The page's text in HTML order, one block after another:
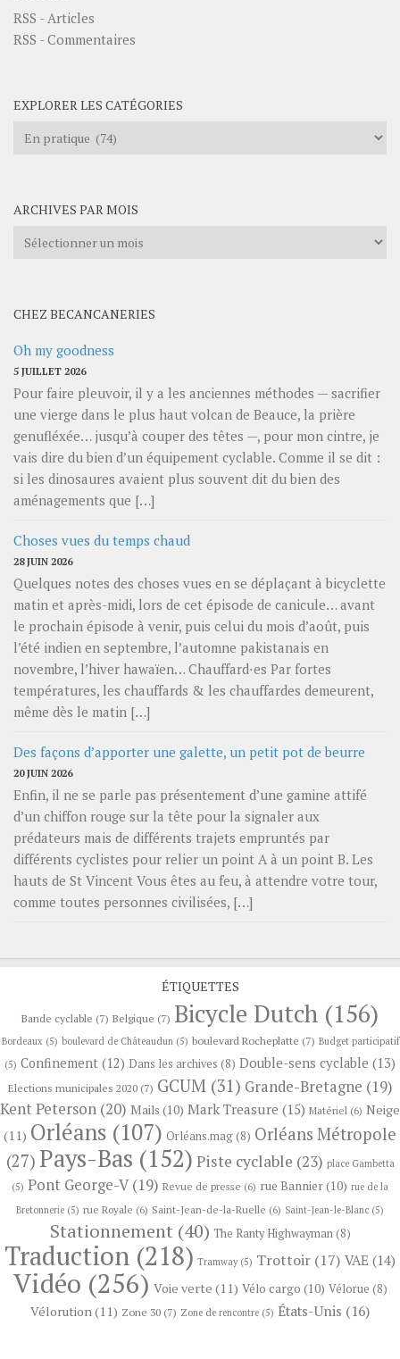
RSS - Articles
RSS - Commentaires
EXPLORER LES CATÉGORIES
Explorer
ARCHIVES PAR MOIS
Archives
CHEZ BECANCANERIES
Oh my goodness
5 JUILLET 2026
Pour faire pleuvoir, il y a les anciennes méthodes — sacrifier
une vierge dans le plus haut volcan de Beauce, la prière
genufléxée… jusqu’à couper des têtes —, pour mon cintre, je
vais dire du bien d’un équipement cyclable. Comme il se dit :
si les dinosaures avaient plus souvent dit du bien des
aménagements que […]
Choses vues du temps chaud
28 JUIN 2026
Quelques notes des choses vues en se déplaçant à bicyclette
matin et après-midi, lors de cet épisode de canicule… avant
le prochain épisode à venir, puis celui du mois d’août, puis
l’été indien en septembre, l’automne pakistanais en
novembre, l’hiver hawaïen… Chauffard⋅es Par fortes
températures, les chauffards & les chauffardes demeurent,
même dès le matin […]
Des façons d’apporter une galette, un petit pot de beurre
20 JUIN 2026
Enfin, il ne se parle pas présentement d’une gamine attifé
d’un chiffon rouge sur la tête pour la signaler aux
prédateurs mais de différents trajets empruntés par
différents cyclistes pour relier un point A à un point B. Les
hauts de St Vincent Vous êtes au feu, à attendre votre tour,
comme toutes personnes civilisées, […]
ÉTIQUETTES
Bande cyclable (7) Belgique (7) Bicycle Dutch (156)
Bordeaux(5) boulevard de Châteaudun(5) boulevard Rocheplatte (7) Budget participatif
(5) Confinement (12) Dans les archives (8) Double-sens cyclable (13)
Elections municipales 2020(7) GCUM (31) Grande-Bretagne (19)
Kent Peterson (20) Mails (10) Mark Treasure (15) Matériel (6) Neige
(11) Orléans (107) Orléans.mag (8) Orléans Métropole
(27) Pays-Bas (152) Piste cyclable (23) place Gambetta
(5) Pont George-V(19) Revue de presse (6) rue Bannier(10) rue de la
Bretonnerie (5) rue Royale (6) Saint-Jean-de-la-Ruelle (6) Saint-Jean-le-Blanc (5)
Stationnement (40) The Ranty Highwayman(8)
Traduction (218) Tramway(5) Trottoir (17) VAE (14)
Vidéo (256) Voie verte (11) Vélo cargo (10) Vélorue (8)
Vélorution(11) Zone 30 (7) Zone de rencontre (5) États-Unis (16)